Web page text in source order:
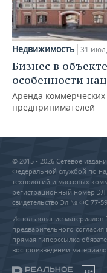
Недвижимость 31
Бизнес в
особенности
Аренда
предпринимателей
© 2015 - 2026 Сетевое
Федеральной службой по
технологий и массовых
регистрационный номер ЭЛ
свидетельство Эл № ФС 77-
Использование
предварительного
прямая гиперссылка
воспроизведении
18+